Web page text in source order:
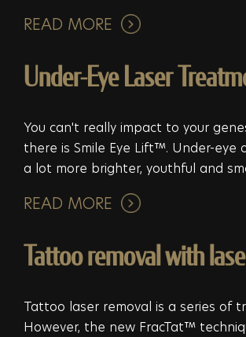
READ MORE
Under-Eye Laser
You can't really impact to your
there is Smile Eye Lift™. Under-eye
a lot more brighter, youthful and
READ MORE
Tattoo removal with
Tattoo laser removal is a series of
However, the new FracTat™